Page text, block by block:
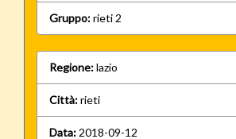
Gruppo:rieti 2
Regione:lazio
Città:rieti
Data: 2018-09-12